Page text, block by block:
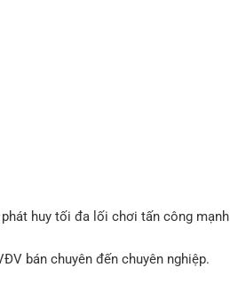
huy tối đa lối chơi tấn công mạnh
bán chuyên đến chuyên nghiệp.